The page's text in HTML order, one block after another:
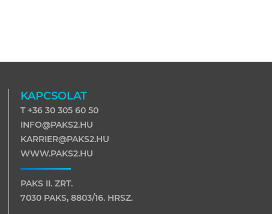
KAPCSOLAT
T +36 30 305 60 50
INFO@PAKS2.HU
KARRIER@PAKS2.HU
WWW.PAKS2.HU
PAKS II. ZRT.
7030 PAKS, 8803/16. HRSZ.